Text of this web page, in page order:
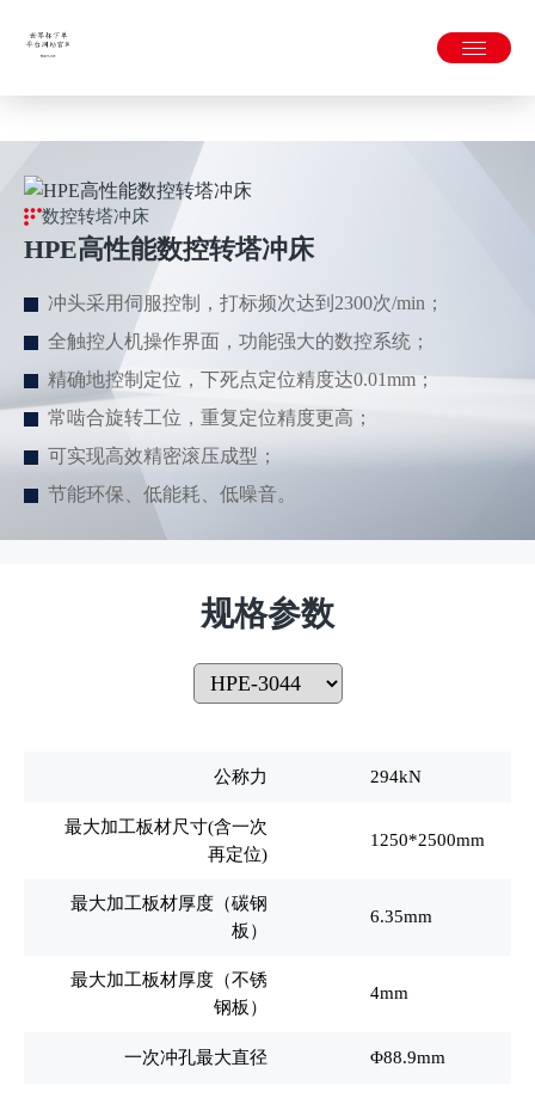
入口
数控转塔冲床
HPE高性能数控转塔冲床
冲头采用伺服控制，打标频次达到2300次/min；
全触控人机操作界面，功能强大的数控系统；
精确地控制定位，下死点定位精度达0.01mm；
常啮合旋转工位，重复定位精度更高；
可实现高效精密滚压成型；
节能环保、低能耗、低噪音。
规格参数
公称力 294kN
最大加工板材尺寸(含一次
再定位)
1250*2500mm
最大加工板材厚度（碳钢
板）
6.35mm
最大加工板材厚度（不锈
钢板）
4mm
一次冲孔最大直径 Φ88.9mm